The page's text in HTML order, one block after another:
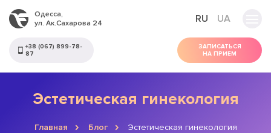
Одесса,
ул. Ак.Сахарова 24
RU UA
+38 (067) 899-78-
87
ЗАПИСАТЬСЯ
НА ПРИЕМ
Эстетическая гинекология
Главная Блог Эстетическая гинекология